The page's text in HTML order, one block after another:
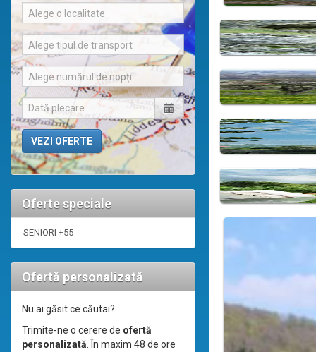
Alege o localitate
Alege tipul de transport
Alege numărul de nopți
Oferte speciale
SENIORI +55
Ofertă personalizată
Nu ai găsit ce căutai?
Trimite-ne o cerere de ofertă
personalizată. În maxim 48 de ore